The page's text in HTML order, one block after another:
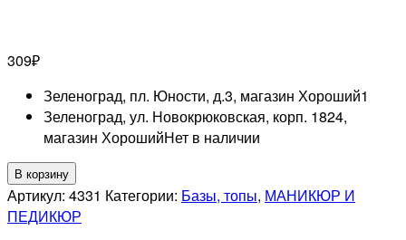
309₽
Зеленоград, пл. Юности, д.3, магазин Хороший1
Зеленоград, ул. Новокрюковская, корп. 1824,
магазин ХорошийНет в наличии
Количество
товара
RUNAIL
В корзину
Артикул: 4331 Категории: Базы, топы, МАНИКЮР И
ПЕДИКЮР